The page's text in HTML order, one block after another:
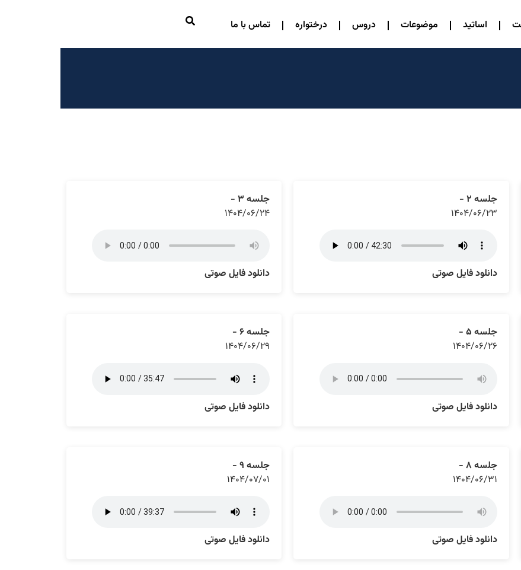
اساتید موضوعات دروس درختواره تماس با ما
جلسه ۲ -
۱۴۰۴/۰۶/۲۳
دانلود فایل صوتی
جلسه ۳ -
۱۴۰۴/۰۶/۲۴
دانلود فایل صوتی
جلسه ۵ -
۱۴۰۴/۰۶/۲۶
دانلود فایل صوتی
جلسه ۶ -
۱۴۰۴/۰۶/۲۹
دانلود فایل صوتی
جلسه ۸ -
۱۴۰۴/۰۶/۳۱
دانلود فایل صوتی
جلسه ۹ -
۱۴۰۴/۰۷/۰۱
دانلود فایل صوتی